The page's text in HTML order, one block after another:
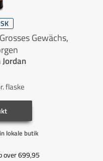
Gewächs,
flaske
lokale butik
over 699,95